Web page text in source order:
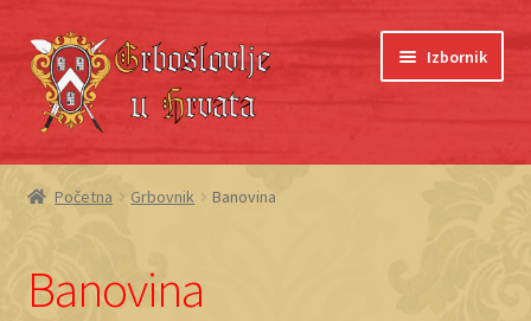
Preskoči
na
navigaciju
Skoči
do
sadržaja
Izbornik
Početna
Grboslovlje
Početna Grbovnik Banovina
Banovina